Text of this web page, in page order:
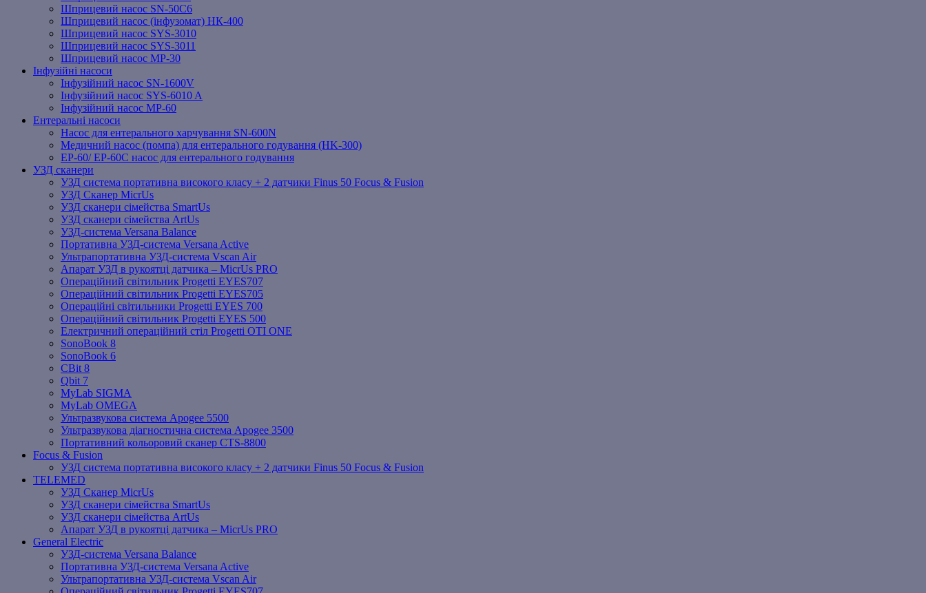
Шприцевий насос SN-50C6
Шприцевий насос (інфузомат) НК-400
Шприцевий насос SYS-3010
Шприцевий насос SYS-3011
Шприцевий насос MP-30
Інфузійні насоси
Інфузійний насос SN-1600V
Інфузійний насос SYS-6010 A
Інфузійний насос MP-60
Ентеральні насоси
Насос для ентерального харчування SN-600N
Медичний насос (помпа) для ентерального годування (HK-300)
EP-60/ EP-60C насос для ентерального годування
УЗД сканери
УЗД система портативна високого класу + 2 датчики Finus 50 Focus & Fusion
УЗД Сканер MicrUs
УЗД сканери сімейства SmartUs
УЗД сканери сімейства ArtUs
УЗД-система Versana Balance
Портативна УЗД-система Versana Active
Ультрапортативна УЗД-система Vscan Air
Апарат УЗД в рукоятці датчика – MicrUs PRO
Операційний світильник Progetti EYES707
Операційний світильник Progetti EYES705
Операційні світильники Progetti EYES 700
Операційний світильник Progetti EYES 500
Електричний операційний стіл Progetti OTI ONE
SonoBook 8
SonoBook 6
СBit 8
Qbit 7
MyLab SIGMA
MyLab OMEGA
Ультразвукова система Apogee 5500
Ультразвукова діагностична система Apogee 3500
Портативний кольоровий сканер CTS-8800
Focus & Fusion
УЗД система портативна високого класу + 2 датчики Finus 50 Focus & Fusion
TELEMED
УЗД Сканер MicrUs
УЗД сканери сімейства SmartUs
УЗД сканери сімейства ArtUs
Апарат УЗД в рукоятці датчика – MicrUs PRO
General Electric
УЗД-система Versana Balance
Портативна УЗД-система Versana Active
Ультрапортативна УЗД-система Vscan Air